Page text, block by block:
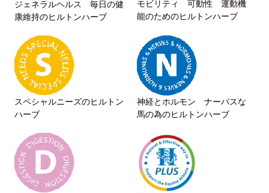
ジェネラルヘルス 毎日の健
康維持のヒルトンハーブ
モビリティ 可動性 運動機
能のためのヒルトンハーブ
スペシャルニーズのヒルトン
ハーブ
神経とホルモン ナーバスな
馬の為のヒルトンハーブ